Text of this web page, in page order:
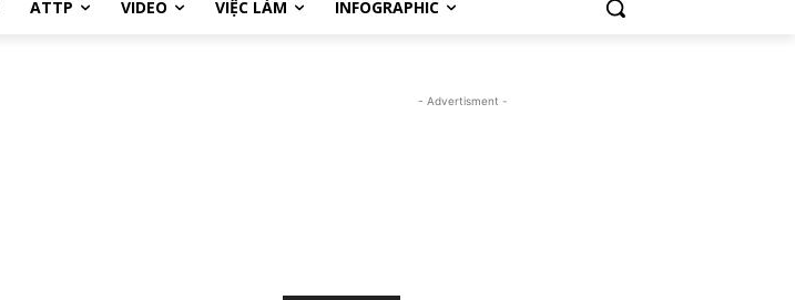
ATTP VIDEO VIỆC LÀM INFOGRAPHIC
- Advertisment -